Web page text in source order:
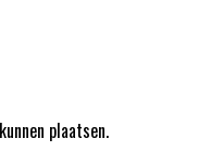
plaatsen.